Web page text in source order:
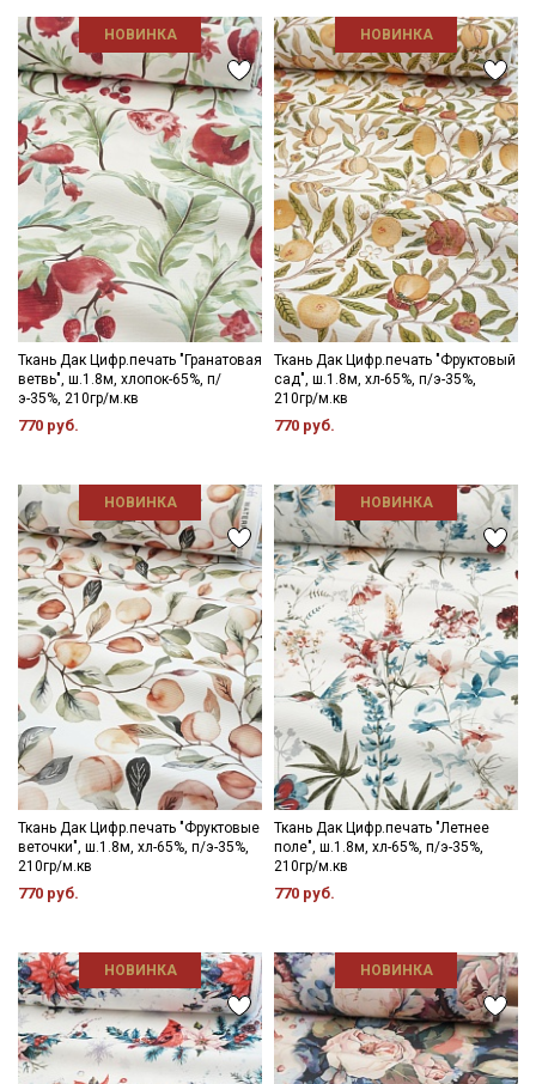
НОВИНКА
Ткань Дак Цифр.печать "Гранатовая
ветвь", ш.1.8м, хлопок-65%, п/
э-35%, 210гр/м.кв
770 руб.
НОВИНКА
Ткань Дак Цифр.печать "Фруктовый
сад", ш.1.8м, хл-65%, п/э-35%,
210гр/м.кв
770 руб.
НОВИНКА
Ткань Дак Цифр.печать "Фруктовые
веточки", ш.1.8м, хл-65%, п/э-35%,
210гр/м.кв
770 руб.
НОВИНКА
Ткань Дак Цифр.печать "Летнее
поле", ш.1.8м, хл-65%, п/э-35%,
210гр/м.кв
770 руб.
НОВИНКА НОВИНКА